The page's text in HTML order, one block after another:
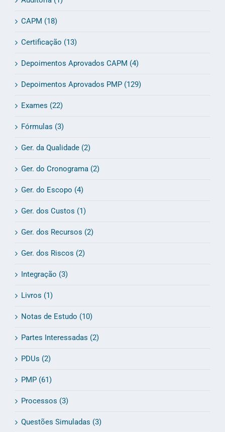
CAPM (18)
Certificação (13)
Depoimentos Aprovados CAPM (4)
Depoimentos Aprovados PMP (129)
Exames (22)
Fórmulas (3)
Ger. da Qualidade (2)
Ger. do Cronograma (2)
Ger. do Escopo (4)
Ger. dos Custos (1)
Ger. dos Recursos (2)
Ger. dos Riscos (2)
Integração (3)
Livros (1)
Notas de Estudo (10)
Partes Interessadas (2)
PDUs (2)
PMP (61)
Processos (3)
Questões Simuladas (3)